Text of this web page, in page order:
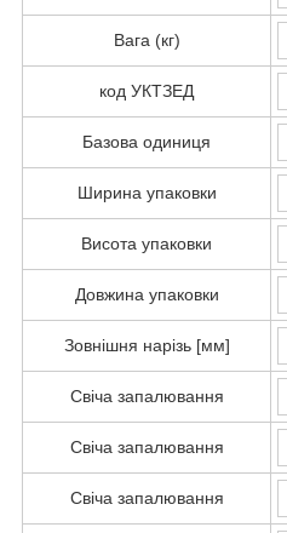
Вага (кг)
код УКТЗЕД
Базова одиниця
Ширина упаковки
Висота упаковки
Довжина упаковки
Зовнішня нарізь [мм]
Свіча запалювання
Свіча запалювання
Свіча запалювання